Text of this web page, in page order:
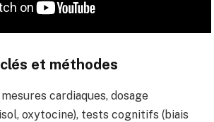
et méthodes
cardiaques, dosage
oxytocine), tests cognitifs (biais